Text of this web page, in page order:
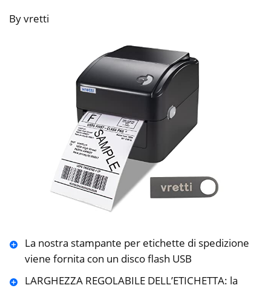
By vretti
La nostra stampante per etichette di spedizione
viene fornita con un disco flash USB
LARGHEZZA REGOLABILE DELL’ETICHETTA: la